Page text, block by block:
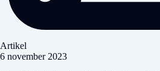
Artikel
6 november 2023